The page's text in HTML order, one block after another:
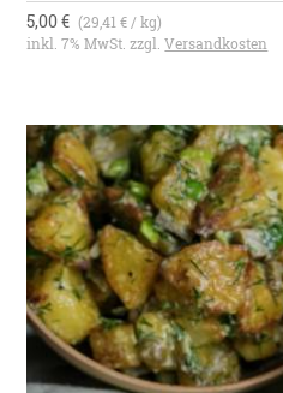
5,00 € (29,41 € / kg)
inkl. 7% MwSt. zzgl.Versandkosten